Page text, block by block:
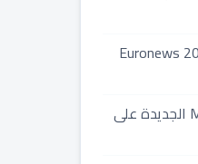
تردد قناة يورو نيوز العربية 2026 Euronews
تردد قناة ميكس وان Mix One الجديدة على